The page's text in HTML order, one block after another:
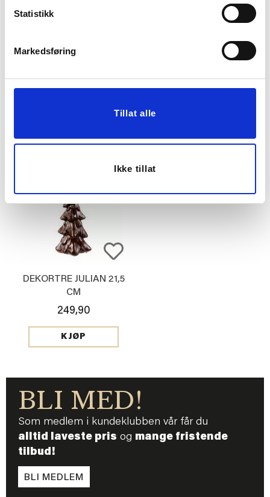
Statistikk
Markedsføring
Tillat alle
Ikke tillat
PUTETREKK PIPER
SKÅL CAROLINE Ø 21
DEKORTRE JULIAN 21,5
CM
249,90
KJØP
BLI MED!
Som medlem i kundeklubben vår får du
alltid laveste pris og mange fristende
tilbud!
BLI MEDLEM